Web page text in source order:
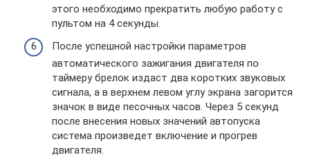
этого необходимо прекратить любую работу с
пультом на 4 секунды.
После успешной настройки параметров
автоматического зажигания двигателя по
таймеру брелок издаст два коротких звуковых
сигнала, а в верхнем левом углу экрана загорится
значок в виде песочных часов. Через 5 секунд
после внесения новых значений автопуска
система произведет включение и прогрев
двигателя.